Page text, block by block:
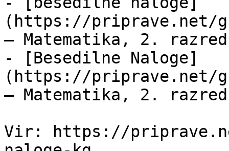
(https://priprave.net/
— Matematika, 2.
- [Besedilne Naloge]
(https://priprave.net/
— Matematika, 2.
Vir: https://